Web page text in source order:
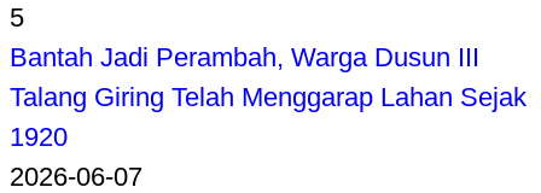
5
Bantah Jadi Perambah, Warga Dusun III
Talang Giring Telah Menggarap Lahan Sejak
1920
2026-06-07